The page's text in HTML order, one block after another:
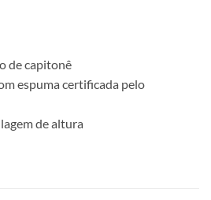
de capitonê
espuma certificada pelo
de altura